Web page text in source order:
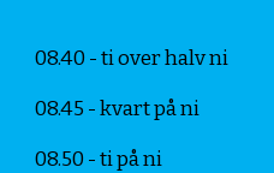
08.40 - ti over halv ni
08.45 - kvart på ni
08.50 - ti på ni